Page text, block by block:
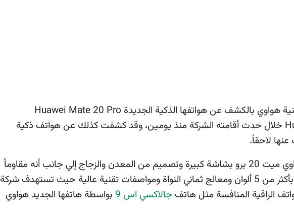
قامت الشركة الصينية هواوي بالكشف عن هواتفها الذكية الجديدة Huawei Mate 20 Pro
و Huawei Mate 20 خلال حدث أقامته الشركة منذ يومين، وقد كشفت كذلك عن هواتف ذكية
لاحقاً.
وقد جاء هاتف هواوي ميت 20 برو بشاشة كبيرة وتصميم من المعدن والزجاج إلي جانب أنه مقاوماً
للغبار والماء ويأتي بأكثر من 5 ألوان ومعالج ثماني النواة ومواصفات تقنية عالية حيث تستهدف شركة
الراقية المنافسة مثل هاتف جالاكسي اس 9
بواسطة هاتفها الجديد هواوي